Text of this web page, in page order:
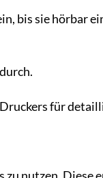
bis sie hörbar
für